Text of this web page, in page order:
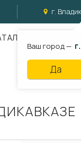
г.
Ваш город —
Да